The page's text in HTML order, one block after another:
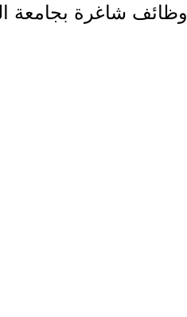
وظائف شاغرة بجامعة